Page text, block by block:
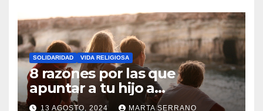
N
T
A
R
I
O
O
H
A
Y
SOLIDARIDAD VIDA RELIGIOSA
8 razones por las que
apuntar a tu hijo a
Catequesis
13 AGOSTO, 2024 MARTA SERRANO